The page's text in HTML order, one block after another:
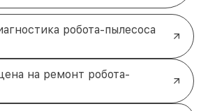
робота-пылесоса
на ремонт робота-